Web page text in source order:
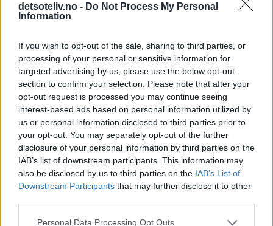
detsoteliv.no - Do Not Process My Personal
Information
If you wish to opt-out of the sale, sharing to third parties, or
processing of your personal or sensitive information for
targeted advertising by us, please use the below opt-out
section to confirm your selection. Please note that after your
opt-out request is processed you may continue seeing
interest-based ads based on personal information utilized by
us or personal information disclosed to third parties prior to
your opt-out. You may separately opt-out of the further
disclosure of your personal information by third parties on the
IAB’s list of downstream participants. This information may
also be disclosed by us to third parties on the IAB’s List of
Downstream Participants that may further disclose it to other
Personal Data Processing Opt Outs